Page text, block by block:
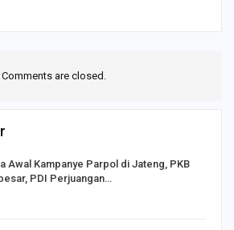
Comments are closed.
Awal Kampanye Parpol di Jateng, PKB
PDI Perjuangan…